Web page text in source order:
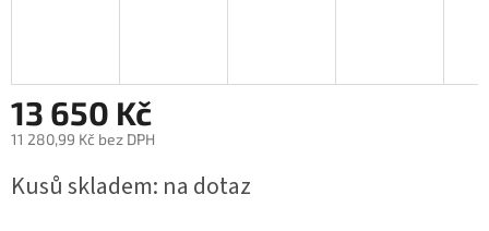
13 650 Kč
11 280,99 Kč bez DPH
cena:
Kusů skladem: na dotaz